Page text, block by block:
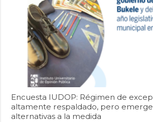
Encuesta IUDOP: Régimen de
altamente respaldado, pero
alternativas a la medida